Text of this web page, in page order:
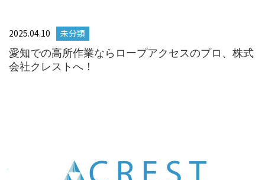
2025.04.10
未分類
愛知での高所作業ならロープアクセスのプロ、株式
会社クレストへ！